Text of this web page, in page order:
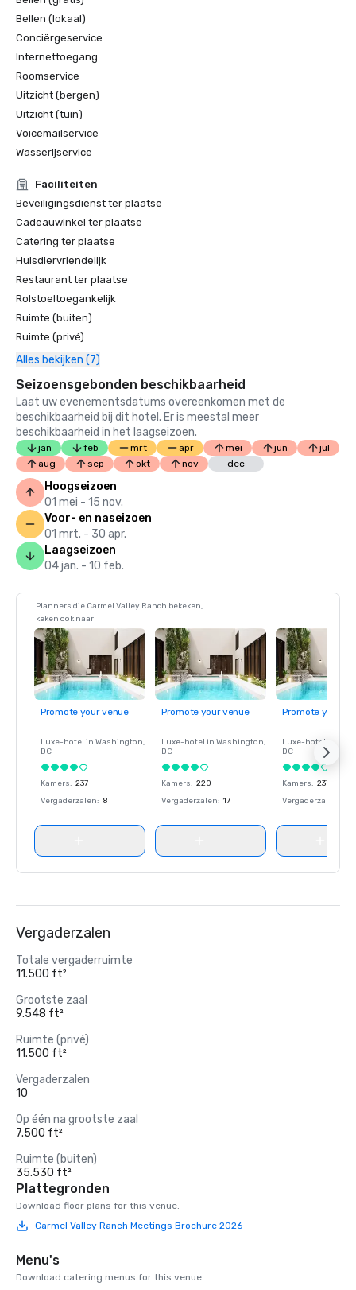
Bellen (lokaal)
Conciërgeservice
Internettoegang
Roomservice
Uitzicht (bergen)
Uitzicht (tuin)
Voicemailservice
Wasserijservice
Faciliteiten
Beveiligingsdienst ter plaatse
Cadeauwinkel ter plaatse
Catering ter plaatse
Huisdiervriendelijk
Restaurant ter plaatse
Rolstoeltoegankelijk
Ruimte (buiten)
Ruimte (privé)
Alles bekijken (7)
Seizoensgebonden beschikbaarheid
Laat uw evenementsdatums overeenkomen met de
beschikbaarheid bij dit hotel. Er is meestal meer
beschikbaarheid in het laagseizoen.
jan feb mrt apr mei jun
jul
aug
sep okt nov dec
Hoogseizoen
01 mei - 15 nov.
Voor- en naseizoen
01 mrt. - 30 apr.
Laagseizoen
04 jan. - 10 feb.
Planners die Carmel Valley Ranch bekeken,
keken ook naar
Promote your venue
Luxe-hotel in Washington,
DC
Kamers: 237
Vergaderzalen: 8
Promote your venue
Luxe-hotel in Washington,
DC
Kamers: 220
Vergaderzalen: 17
Promote your
Luxe-hotel in
DC
Kamers: 237
Vergaderzalen
Vergaderzalen
Totale vergaderruimte
11.500 ft²
Grootste zaal
9.548 ft²
Ruimte (privé)
11.500 ft²
Vergaderzalen
10
Op één na grootste zaal
7.500 ft²
Ruimte (buiten)
35.530 ft²
Plattegronden
Download floor plans for this venue.
Carmel Valley Ranch Meetings Brochure 2026
Menu's
Download catering menus for this venue.